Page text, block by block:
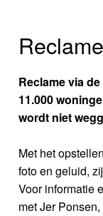
Reclame via
11.000
wordt niet
Met het
foto en geluid,
Voor informatie
met Jer